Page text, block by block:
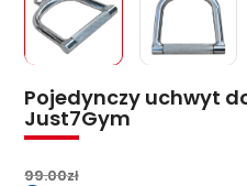
Pojedynczy uchwyt
Just7Gym
99.00zł